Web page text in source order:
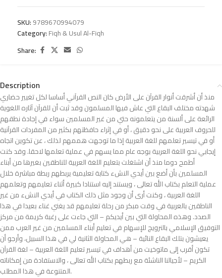
SKU:9789670994079
Category:Fiqh & Usul Al-Fiqh
Share:
Description
منذ أن أشرقت أنوار القرآن على الأرض كان النص القرآني أساسا لكل تغيير حضاري
شهدته مختلف البقاع التي عاش فيها المسلمون وقد ثبت أن للقرآن آثاره اللغوية
الرائعة على ألسنة من يتعلمونه حتي من غير المسلمين سواء في إجادة نطقهم
للحروف العربية على نحو دقيق ، أو في إثراء حافظتهم بكثير من المفردات القرآنية
أو في تيسير تعلمهم للغة العربية إذا ما توجهت هممهم لذلك ، عن تكوين اتجاه
إيجابي نحو اللغة العربية بوجه عام مما يسهم في عملية تعلمها لاحقا. وقد كنت
أطمح دوما منذ أن اشتغلت بتعليم اللغة العربية للناطقين بغيرها من أبناء
المسلمين بأن أضع بين أيدي النشء كتابة تعليمية يربطهم ربطة مباشرة خلال
عملية التعلم بكتاب الله تعالى ، ويستند إليه استنادا كبيرة أثناء تعليمهم وتعلمهم
اللغة العربية ، وكنت أرى أن وجود مثل ذلك الكتاب في أيدي النشء من غير
الناطقين بالعربية في وقت مبكر من رحلة تعليمهم قد يغني غناء بعيدا في هذا
الصدد. وهذه المحاولة التي بين أيديكم – التي جاءت على رغبة كريمة من مركز
التوفيق الإسلامي بالنرويج للإسهام في تعليم أبناء المسلمين من غير العرب ممن
يعيشون بتلك البقاع النائية – هي المحاولة الثانية لي في هذا السبيل، وأرجو أن
تكون أقرب إلى ماتوخیت من أهداف في تيسير تعليم اللغة العربية – لغة القرآن
الكريم – لأجيالنا الناشئة مع ربطهم بكتاب الله تعالى ، والاستفادة من إمكاناته
المتنوعة في هذا المطلب.